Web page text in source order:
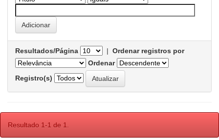
Resultados/Página | Ordenar registros por
Ordenar
Registro(s)
Resultado 1-1 de 1.